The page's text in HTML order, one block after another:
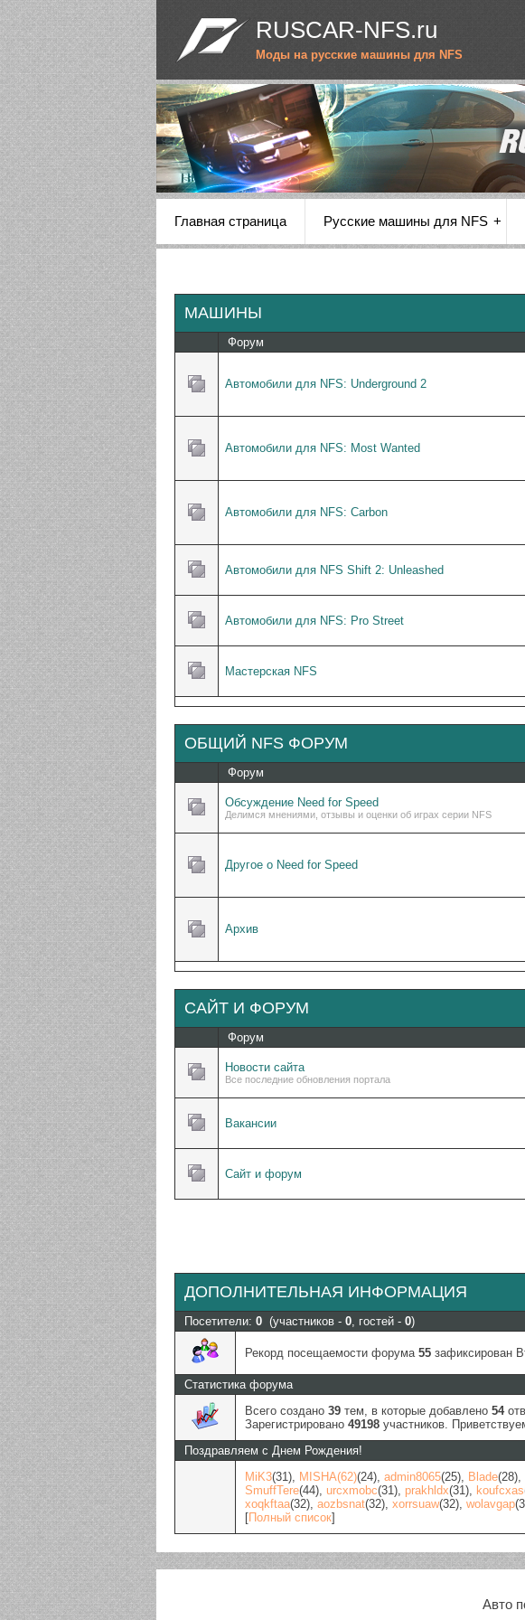
RUSCAR-NFS.ru
Моды на русские машины для NFS
Главная страница Русские машины для NFS
МАШИНЫ
Форум
Автомобили для NFS: Underground 2
Автомобили для NFS: Most Wanted
Автомобили для NFS: Carbon
Автомобили для NFS Shift 2: Unleashed
Автомобили для NFS: Pro Street
Мастерская NFS
ОБЩИЙ NFS ФОРУМ
Форум
Обсуждение Need for Speed
Делимся мнениями, отзывы и оценки об играх серии NFS
Другое о Need for Speed
Архив
САЙТ И ФОРУМ
Форум
Новости сайта
Все последние обновления портала
Вакансии
Сайт и форум
ДОПОЛНИТЕЛЬНАЯ ИНФОРМАЦИЯ
Посетители: 0 (участников - 0, гостей - 0)
Рекорд посещаемости форума 55 зафиксирован
Статистика форума
Всего создано 39 тем, в которые добавлено 54
Зарегистрировано 49198 участников.
Поздравляем с Днем Рождения!
MiK3(31), MISHA(62)(24), admin8065(25), Blade(28),
SmuffTere(44), urcxmobc(31), prakhldx(31), koufcxas
xoqkftaa(32), aozbsnat(32), xorrsuaw(32), wolavgap
[Полный список]
Авто